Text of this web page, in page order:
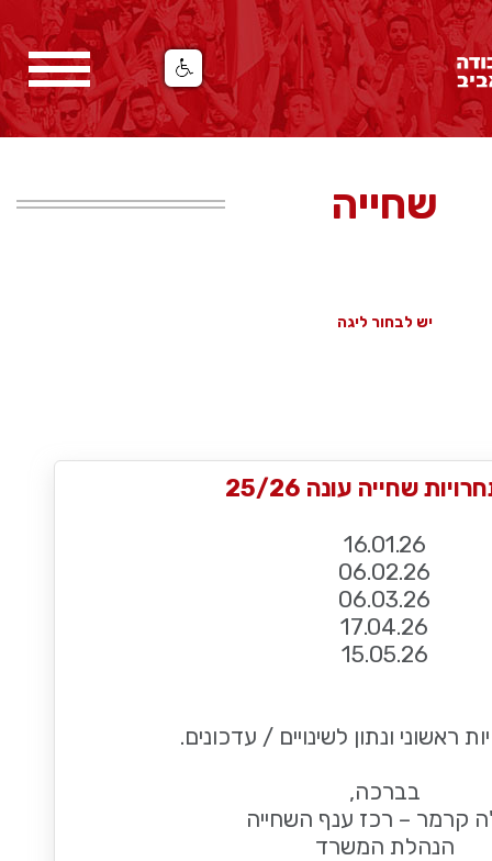
שחייה
יש לבחור ליגה
שחייה עונה 25/26
16.01.26
06.02.26
06.03.26
17.04.26
15.05.26
ראשוני ונתון לשינויים / עדכונים.
בברכה,
קרמר – רכז ענף השחייה
הנהלת המשרד